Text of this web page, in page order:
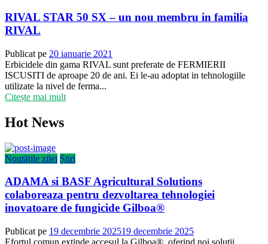
RIVAL STAR 50 SX – un nou membru in familia
RIVAL
Publicat pe 20 ianuarie 2021
Erbicidele din gama RIVAL sunt preferate de FERMIERII
ISCUSITI de aproape 20 de ani. Ei le-au adoptat in tehnologiile
utilizate la nivel de ferma...
Citește mai mult
Hot News
Noutățile zilei Știri
ADAMA si BASF Agricultural Solutions
colaboreaza pentru dezvoltarea tehnologiei
inovatoare de fungicide Gilboa®
Publicat pe 19 decembrie 202519 decembrie 2025